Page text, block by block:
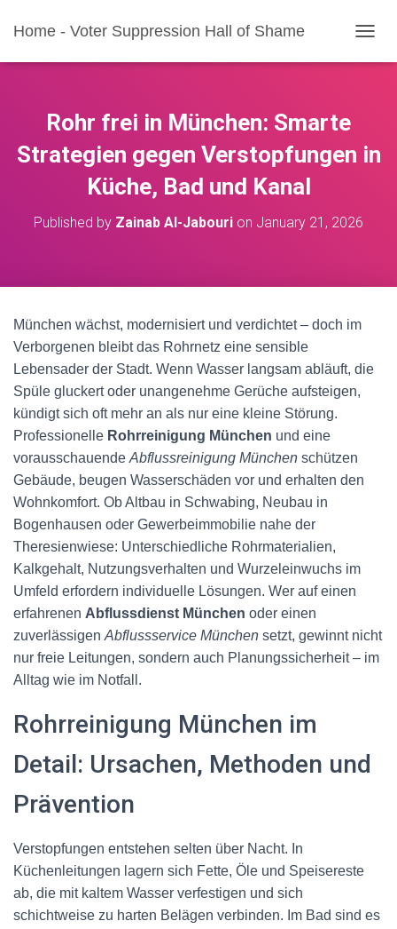
Home - Voter Suppression Hall of Shame
O
N
A
Rohr frei in München: Smarte
Strategien gegen Verstopfungen in
Küche, Bad und Kanal
Published by Zainab Al-Jabouri on January 21, 2026
München wächst, modernisiert und verdichtet – doch im
Verborgenen bleibt das Rohrnetz eine sensible
Lebensader der Stadt. Wenn Wasser langsam abläuft, die
Spüle gluckert oder unangenehme Gerüche aufsteigen,
kündigt sich oft mehr an als nur eine kleine Störung.
Professionelle Rohrreinigung München und eine
vorausschauende Abflussreinigung München schützen
Gebäude, beugen Wasserschäden vor und erhalten den
Wohnkomfort. Ob Altbau in Schwabing, Neubau in
Bogenhausen oder Gewerbeimmobilie nahe der
Theresienwiese: Unterschiedliche Rohrmaterialien,
Kalkgehalt, Nutzungsverhalten und Wurzeleinwuchs im
Umfeld erfordern individuelle Lösungen. Wer auf einen
erfahrenen Abflussdienst München oder einen
zuverlässigen Abflussservice München setzt, gewinnt nicht
nur freie Leitungen, sondern auch Planungssicherheit – im
Alltag wie im Notfall.
Rohrreinigung München im
Detail: Ursachen, Methoden und
Prävention
Verstopfungen entstehen selten über Nacht. In
Küchenleitungen lagern sich Fette, Öle und Speisereste
ab, die mit kaltem Wasser verfestigen und sich
schichtweise zu harten Belägen verbinden. Im Bad sind es